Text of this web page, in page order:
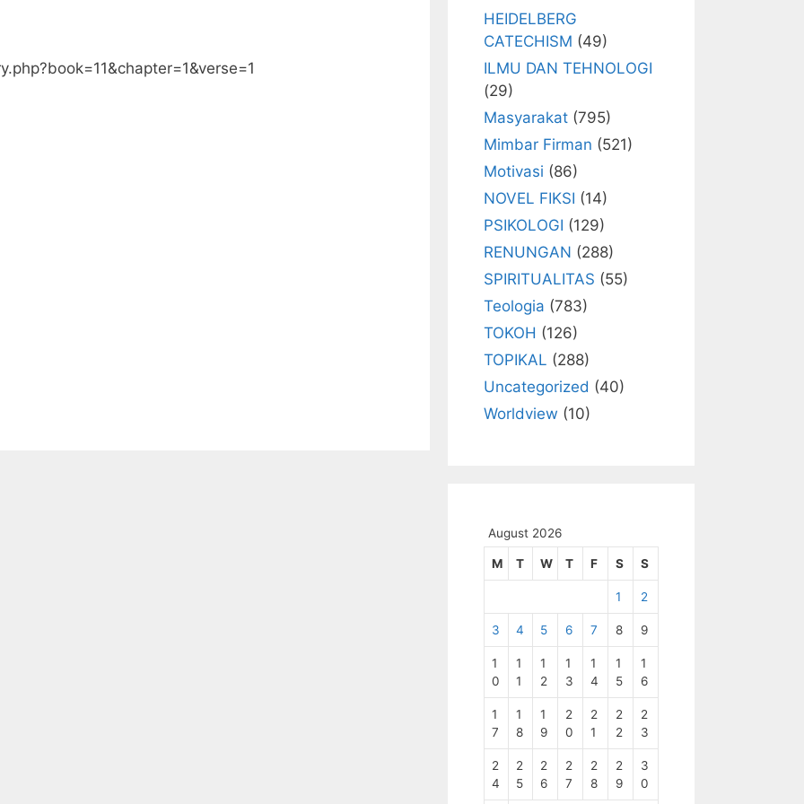
HEIDELBERG
CATECHISM (49)
ILMU DAN TEHNOLOGI
(29)
Masyarakat (795)
Mimbar Firman (521)
Motivasi (86)
NOVEL FIKSI (14)
PSIKOLOGI (129)
RENUNGAN (288)
SPIRITUALITAS (55)
Teologia (783)
TOKOH (126)
TOPIKAL (288)
Uncategorized (40)
Worldview (10)
August 2026
M T W T F S S
1 2
3 4 5 6 7 8 9
1
0
1
1
1
2
1
3
1
4
1
5
1
6
1
7
1
8
1
9
2
0
2
1
2
2
2
3
2
4
2
5
2
6
2
7
2
8
2
9
3
0